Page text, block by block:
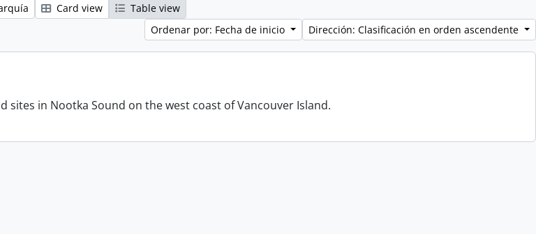
Card view
Table view
Ordenar por: Fecha de inicio
Dirección: Clasificación en orden ascendente
sites in Nootka Sound on the west coast of Vancouver Island.